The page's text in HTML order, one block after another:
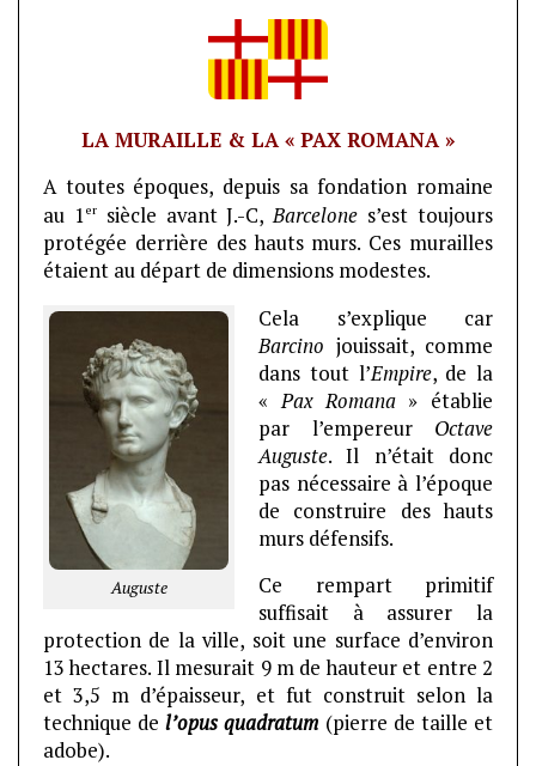
LA MURAILLE & LA « PAX ROMANA »
A toutes époques, depuis sa fondation romaine
au 1ersiècle avant J.-C,Barcelone s’est toujours
protégée derrière des hauts murs. Ces murailles
étaient au départ de dimensions modestes.
Auguste
Cela s’explique car
Barcino jouissait, comme
dans tout l’Empire, de la
«Pax Romana » établie
par l’empereur Octave
Auguste. Il n’était donc
pas nécessaire à l’époque
de construire des hauts
murs défensifs.
Ce rempart primitif
suffisait à assurer la
protection de la ville, soit une surface d’environ
13 hectares. Il mesurait 9 m de hauteur et entre 2
et 3,5 m d’épaisseur, et fut construit selon la
technique del’opus quadratum (pierre de taille et
adobe).